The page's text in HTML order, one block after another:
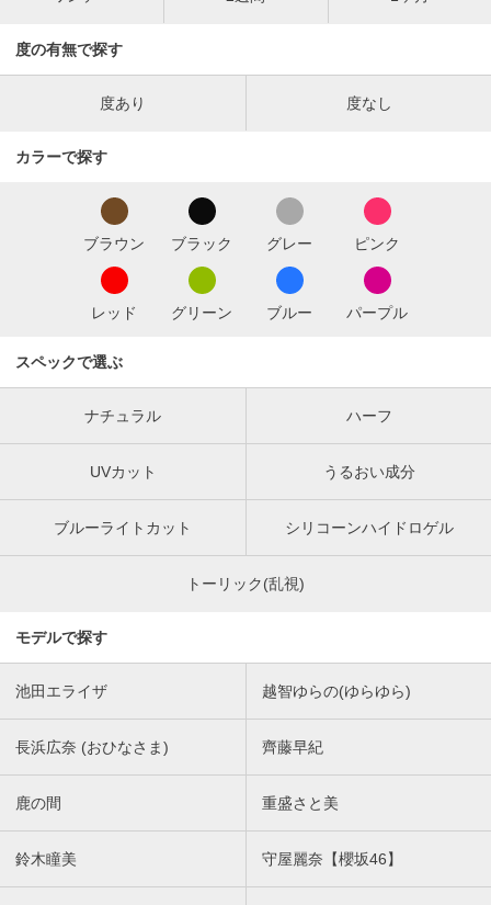
度の有無で探す
度あり 度なし
カラーで探す
ブラウン ブラック グレー ピンク
レッド グリーン ブルー パープル
スペックで選ぶ
ナチュラル ハーフ
UVカット うるおい成分
ブルーライトカット シリコーンハイドロゲル
トーリック(乱視)
モデルで探す
池田エライザ 越智ゆらの(ゆらゆら)
長浜広奈 (おひなさま) 齊藤早紀
鹿の間 重盛さと美
鈴木瞳美 守屋麗奈【櫻坂46】